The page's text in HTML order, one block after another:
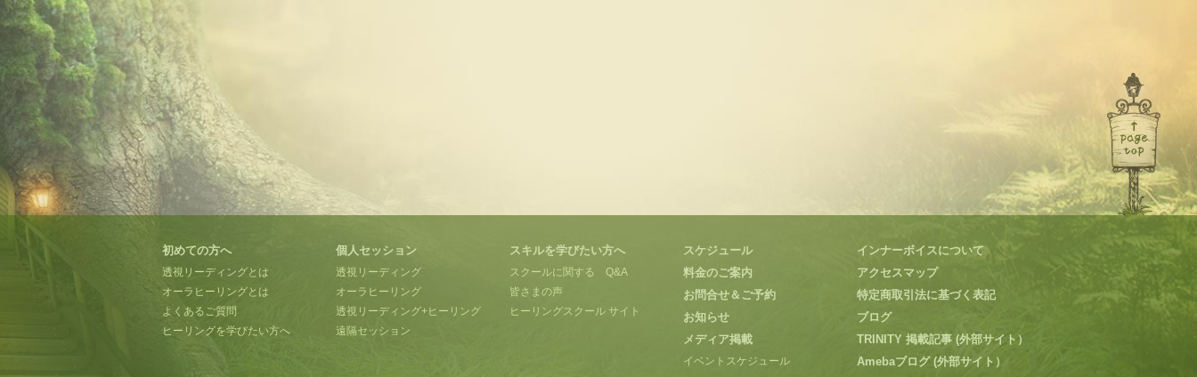
初めての方へ
透視リーディングとは
オーラヒーリングとは
よくあるご質問
ヒーリングを学びたい方へ
個人セッション
透視リーディング
オーラヒーリング
透視リーディング+ヒーリング
遠隔セッション
スキルを学びたい方へ
スクールに関する Q&A
皆さまの声
ヒーリングスクール サイト
スケジュール
料金のご案内
お問合せ＆ご予約
お知らせ
メディア掲載
イベントスケジュール
インナーボイスについて
アクセスマップ
特定商取引法に基づく表記
ブログ
TRINITY 掲載記事 (外部サイト）
Amebaブログ (外部サイト）